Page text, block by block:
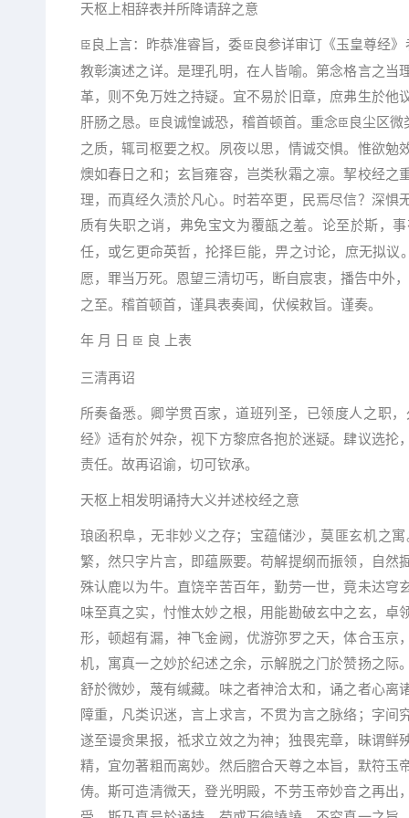
天枢上相辞表并所降请辞之意
臣 良上言：昨恭准睿旨，委 臣 良参详审订《玉皇尊经》
教彰演述之详。是理孔明，在人皆喻。第念格言之
革，则不免万姓之持疑。宜不易於旧章，庶弗生於
肝肠之恳。
臣 良诚惶诚恐，稽首顿首。重念 臣 良尘区微
之质，辄司枢要之权。夙夜以思，情诚交惧。惟欲
燠如春日之和；玄旨雍容，岂类秋霜之凛。挈校经
理，而真经久渍於凡心。时若卒更，民焉尽信？深
质有失职之诮，弗免宝文为覆瓿之羞。论至於斯，
任，或乞更命英哲，抡择巨能，畀之讨论，庶无拟议
愿，罪当万死。恩望三清切丐，断自宸衷，播告中外
之至。稽首顿首，谨具表奏闻，伏候敕旨。谨奏。
年 月 日 臣 良 上表
三清再诏
所奏备悉。卿学贯百家，道班列圣，已领度人之职
经》适有於舛杂，视下方黎庶各抱於迷疑。肆议选
责任。故再诏谕，切可钦承。
天枢上相发明诵持大义并述校经之意
琅函积阜，无非妙义之存；宝蕴储沙，莫匪玄机之
繁，然只字片言，即蕴厥要。苟解提纲而振领，自
殊认鹿以为牛。直饶辛苦百年，勤劳一世，竟未达
味至真之实，忖惟太妙之根，用能勘破玄中之玄，
形，顿超有漏，神飞金阙，优游弥罗之天，体合玉
机，寓真一之妙於纪述之余，示解脱之门於赞扬之
舒於微妙，蔑有缄藏。味之者神洽太和，诵之者心
障重，凡类识迷，言上求言，不贯为言之脉络；字
遂至谩贪果报，祗求立效之为神；独畏宪章，昧谓
精，宜勿著粗而离妙。然后脗合天尊之本旨，默符
俦。斯可造清微天，登光明殿，不劳玉帝妙音之再